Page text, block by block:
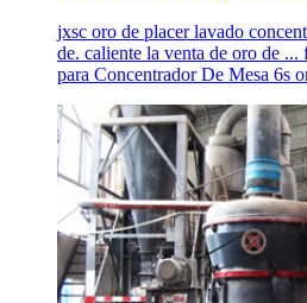
jxsc oro de placer lavado
de. caliente la venta de oro de
para Concentrador De Mesa 6s